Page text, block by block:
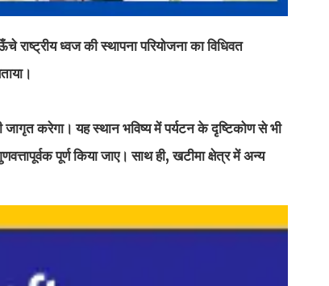
ध्वज की स्थापना परियोजना का विधिवत
करेगा। यह स्थान भविष्य में पर्यटन के दृष्टिकोण से भी
पूर्ण किया जाए। साथ ही, खटीमा क्षेत्र में अन्य